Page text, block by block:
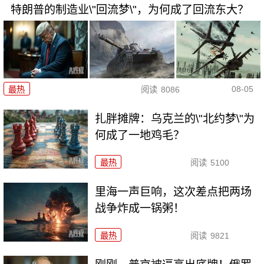
特朗普的制造业\"回流梦\"，为何成了回流东大？
最热 阅读 8086 08-05
扎胖摊牌：乌克兰的\"北约梦\"为
何成了一地鸡毛？
最热 阅读 5100
里海一声巨响，这次差点把两场
战争炸成一锅粥！
最热 阅读 9821